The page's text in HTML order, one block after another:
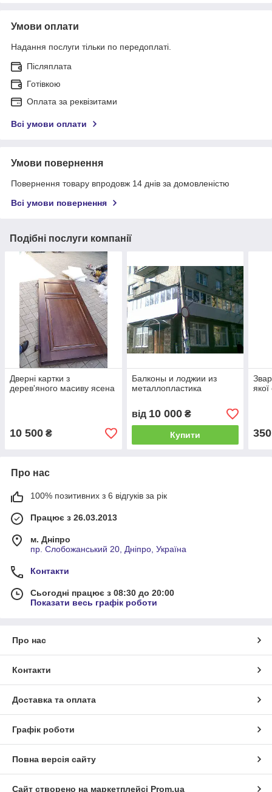
Умови оплати
Надання послуги тільки по передоплаті.
Післяплата
Готівкою
Оплата за реквізитами
Всі умови оплати
Умови повернення
Повернення товару впродовж 14 днів за домовленістю
Всі умови повернення
Подібні послуги компанії
Дверні картки з
дерев'яного масиву ясена
10 500 ₴
Балконы и лоджии из
металлопластика
від 10 000₴
Купити 350
Про нас
100% позитивних з 6 відгуків за рік
Працює з 26.03.2013
м. Дніпро
пр. Слобожанський 20, Дніпро, Україна
Контакти
Сьогодні працює з 08:30 до 20:00
Показати весь графік роботи
Про нас
Контакти
Доставка та оплата
Графік роботи
Повна версія сайту
Сайт створено на маркетплейсі Prom.ua